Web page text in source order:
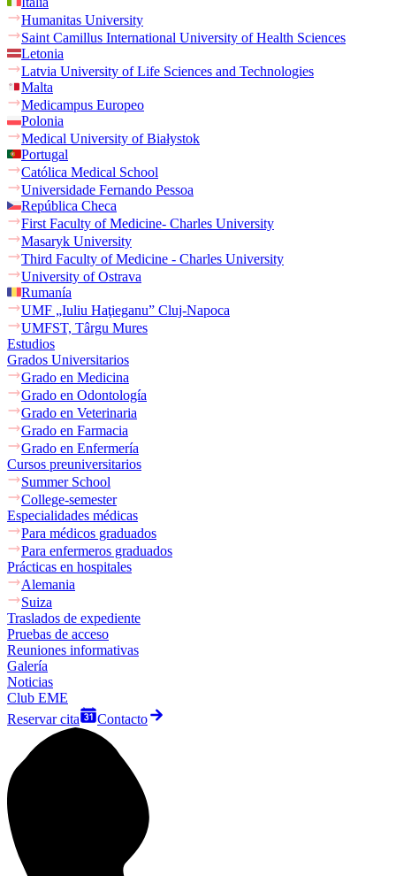
Humanitas University
Saint Camillus International University of Health Sciences
Letonia
Latvia University of Life Sciences and Technologies
Malta
Medicampus Europeo
Polonia
Medical University of Białystok
Portugal
Católica Medical School
Universidade Fernando Pessoa
República Checa
First Faculty of Medicine- Charles University
Masaryk University
Third Faculty of Medicine - Charles University
University of Ostrava
Rumanía
UMF „Iuliu Haţieganu” Cluj-Napoca
UMFST, Târgu Mures
Estudios
Grados Universitarios
Grado en Medicina
Grado en Odontología
Grado en Veterinaria
Grado en Farmacia
Grado en Enfermería
Cursos preuniversitarios
Summer School
College-semester
Especialidades médicas
Para médicos graduados
Para enfermeros graduados
Prácticas en hospitales
Alemania
Suiza
Traslados de expediente
Pruebas de acceso
Reuniones informativas
Galería
Noticias
Club EME
Reservar cita
Contacto